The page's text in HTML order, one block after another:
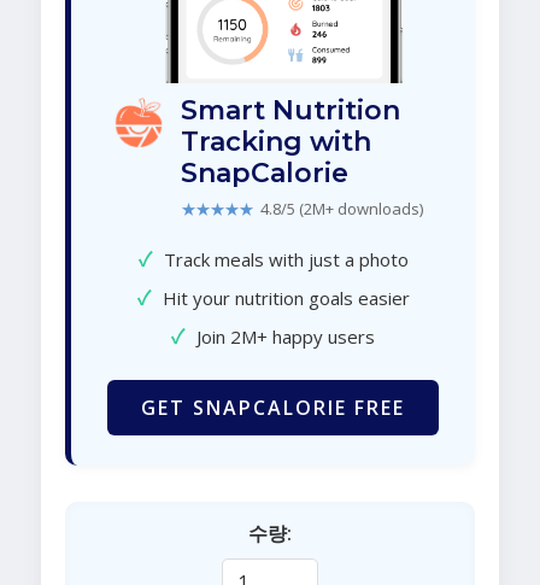
Smart Nutrition
Tracking with
SnapCalorie
★★★★★ 4.8/5 (2M+ downloads)
✓ Track meals with just a photo
✓ Hit your nutrition goals easier
✓ Join 2M+ happy users
GET SNAPCALORIE FREE
수량: